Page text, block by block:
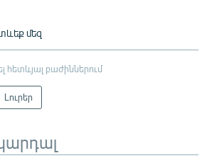
մեզ
հետևյալ բաժիններում
Լուրեր